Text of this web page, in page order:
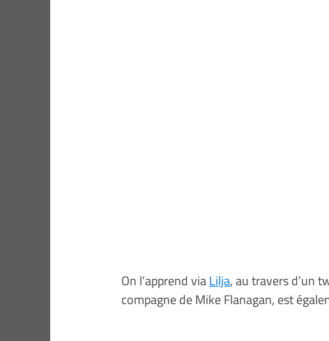
On l’apprend viaLilja, au travers d’un
compagne de Mike Flanagan, est